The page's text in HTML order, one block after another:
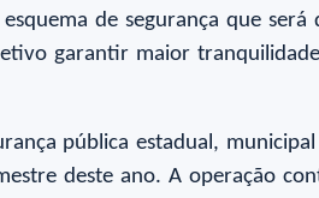
de segurança que
garantir maior
pública estadual,
deste ano. A operação